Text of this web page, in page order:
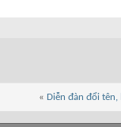
« Diễn đàn đổi tên,